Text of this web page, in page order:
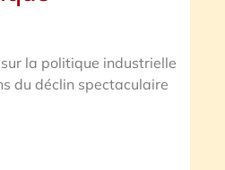
la politique industrielle
du déclin spectaculaire